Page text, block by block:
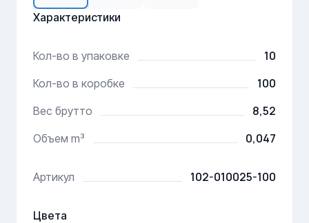
Характеристики
Кол-во в упаковке 10
Кол-во в коробке 100
Вес брутто 8,52
Объем m³ 0,047
Артикул 102-010025-100
Цвета